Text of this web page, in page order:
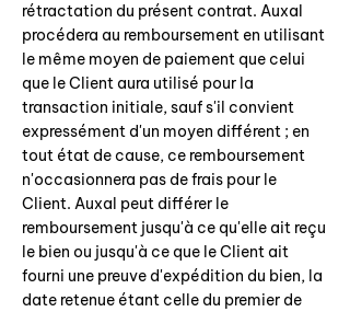
rétractation du présent contrat. Auxal
procédera au remboursement en utilisant
le même moyen de paiement que celui
que le Client aura utilisé pour la
transaction initiale, sauf s'il convient
expressément d'un moyen différent ; en
tout état de cause, ce remboursement
n'occasionnera pas de frais pour le
Client. Auxal peut différer le
remboursement jusqu'à ce qu'elle ait reçu
le bien ou jusqu'à ce que le Client ait
fourni une preuve d'expédition du bien, la
date retenue étant celle du premier de